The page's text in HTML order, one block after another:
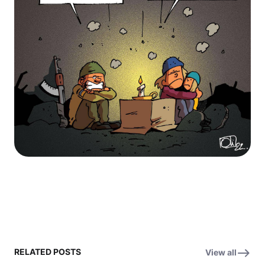
RELATED POSTS View all